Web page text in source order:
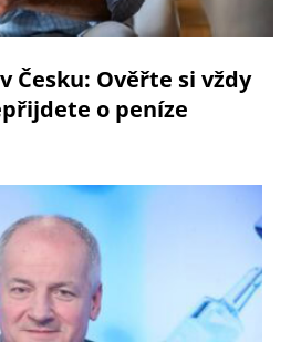
Česku: Ověřte si vždy
o peníze